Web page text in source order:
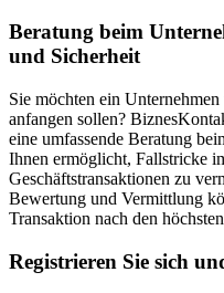
Beratung beim
und Sicherheit
Sie möchten ein
anfangen sollen?
eine umfassende Beratung
Ihnen ermöglicht, Fallstricke
Geschäftstransaktionen zu
Bewertung und Vermittlung
Transaktion nach den
Registrieren Sie sich